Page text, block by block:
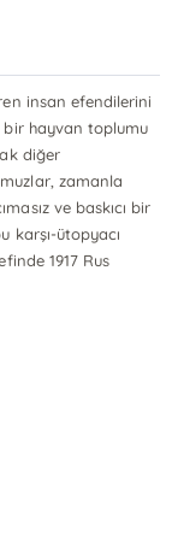
insan efendilerini
bir hayvan toplumu
diğer
zamanla
ve baskıcı bir
karşı-ütopyacı
1917 Rus